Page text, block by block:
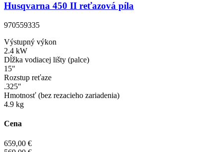
Husqvarna 450 II reťazová píla
970559335
Výstupný výkon
2.4 kW
Dĺžka vodiacej lišty (palce)
15"
Rozstup reťaze
.325"
Hmotnosť (bez rezacieho zariadenia)
4.9 kg
Cena
659,00 €